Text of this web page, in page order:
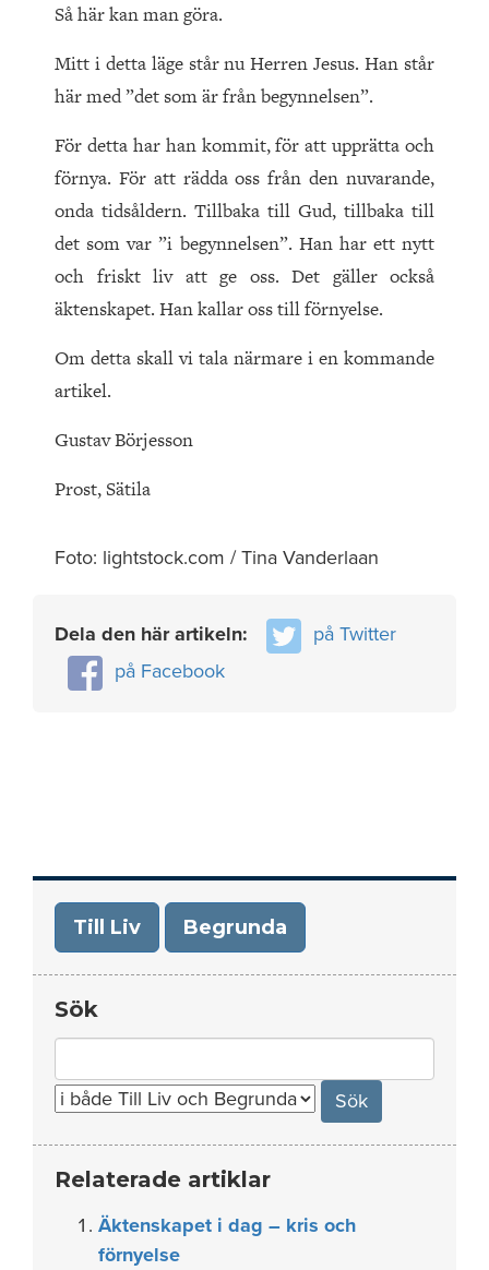
Så här kan man göra.
Mitt i detta läge står nu Herren Jesus. Han står
här med ”det som är från begynnelsen”.
För detta har han kommit, för att upprätta och
förnya. För att rädda oss från den nuvarande,
onda tidsåldern. Tillbaka till Gud, tillbaka till
det som var ”i begynnelsen”. Han har ett nytt
och friskt liv att ge oss. Det gäller också
äktenskapet. Han kallar oss till förnyelse.
Om detta skall vi tala närmare i en kommande
artikel.
Gustav Börjesson
Prost, Sätila
Foto: lightstock.com / Tina Vanderlaan
Dela den här artikeln:
på Twitter
på Facebook
Till Liv Begrunda
Sök
for:
Relaterade artiklar
Äktenskapet i dag – kris och
förnyelse